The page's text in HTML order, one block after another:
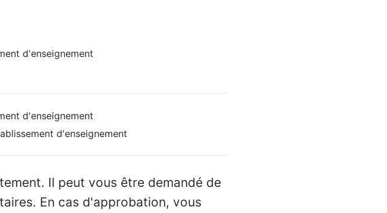
d'enseignement
d'enseignement
d'enseignement
Il peut vous être demandé de
En cas d'approbation, vous